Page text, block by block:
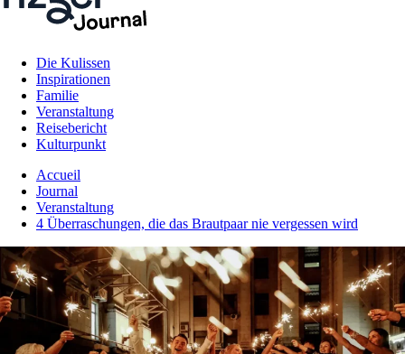
Die Kulissen
Inspirationen
Familie
Veranstaltung
Reisebericht
Kulturpunkt
Accueil
Journal
Veranstaltung
4 Überraschungen, die das Brautpaar nie vergessen wird